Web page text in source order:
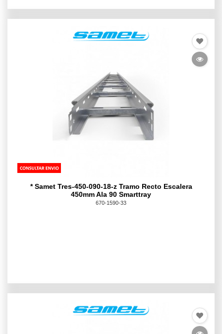
* Samet Tres-450-090-18-z Tramo Recto Escalera
450mm Ala 90 Smarttray
670-1590-33